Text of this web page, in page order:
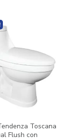
Toscana
Flush con